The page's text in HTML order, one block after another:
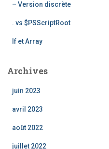
– Version discrète
. vs $PSScriptRoot
If et Array
Archives
juin 2023
avril 2023
août 2022
juillet 2022